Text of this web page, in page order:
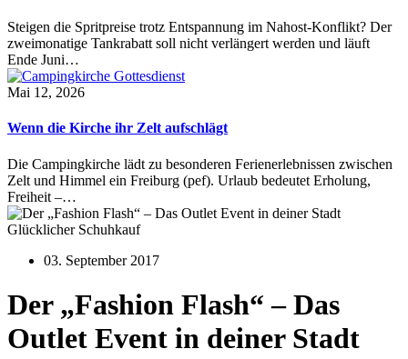
Steigen die Spritpreise trotz Entspannung im Nahost-Konflikt? Der
zweimonatige Tankrabatt soll nicht verlängert werden und läuft
Ende Juni…
Mai 12, 2026
Wenn die Kirche ihr Zelt aufschlägt
Die Campingkirche lädt zu besonderen Ferienerlebnissen zwischen
Zelt und Himmel ein Freiburg (pef). Urlaub bedeutet Erholung,
Freiheit –…
Glücklicher Schuhkauf
03. September 2017
Der „Fashion Flash“ – Das
Outlet Event in deiner Stadt